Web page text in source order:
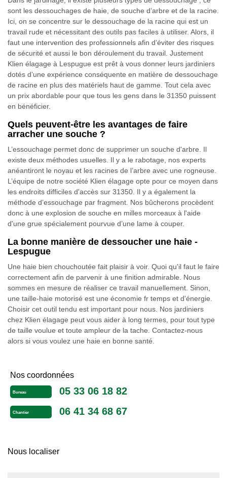
sont les dessouchages de haie, de souche d’arbre et de la racine.
Ici, on se concentre sur le dessouchage de la racine qui est un
travail rude et nécessitant des outils pas faciles à utiliser. Alors, il
faut une intervention des professionnels afin d’éviter des risques
de sécurité et aussi le bon déroulement du travail. Justement
Klien élagage à Lespugue est prêt à vous donner leurs jardiniers
dotés d’une expérience conséquente en matière de dessouchage
de racine en plus des matériels haut de gamme. Tout cela avec
un prix abordable pour que tous les gens dans le 31350 puissent
en bénéficier.
Quels peuvent-être les avantages de faire
arracher une souche ?
L’essouchage permet donc de supprimer un souche d'arbre. Il
existe deux méthodes usuelles. Il y a le rabotage, nos experts
anéantiront le noyau et les racines de l’arbre avec une rogneuse.
L’équipe de notre société Klien élagage opte pour ce moyen dans
les endroits difficiles d'accès sur 31350. Il y a également la
méthode d’essouchage par fragment. Nos bûcherons procèdent
donc à une explosion de souche en milles morceaux à l'aide
d'une grue spécialement pourvue d’une lame à couper.
La bonne manière de dessoucher une haie -
Lespugue
Une haie bien chouchoutée fait plaisir à voir. Quoi qu'il faut le faire
correctement afin de parvenir à une finition admirable. Nous
sommes en mesure de réaliser ce travail manuellement. Sinon,
une taille-haie motorisé est une économie fr temps et d'énergie.
Choisir cet outil tendu est important pour nous. Nos jardiniers
chez Klien élagage peut vous aider à long termes, pour tout type
de taille voulue et toute ampleur de la tache. Contactez-nous
alors si vous voulez une haie en bonne santé.
Nos coordonnées
Bureau 05 33 06 18 82
Chantier 06 41 34 68 67
Nous localiser